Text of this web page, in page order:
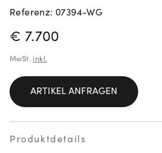
Referenz: 07394-WG
€ 7.700
MwSt. inkl.
ARTIKEL ANFRAGEN
Produktdetails